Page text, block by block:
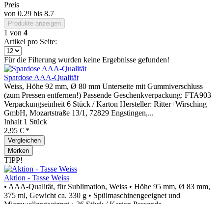
Preis
von 0.29 bis 8.7
Produkte anzeigen
1 von 4
Artikel pro Seite:
Für die Filterung wurden keine Ergebnisse gefunden!
Spardose AAA-Qualität
Weiss, Höhe 92 mm, Ø 80 mm Unterseite mit Gummiverschluss
(zum Pressen entfernen!) Passende Geschenkverpackung: FTA903
Verpackungseinheit 6 Stück / Karton Hersteller: Ritter+Wirsching
GmbH, Mozartstraße 13/1, 72829 Engstingen,...
Inhalt 1 Stück
2,95 € *
Vergleichen
Merken
TIPP!
Aktion - Tasse Weiss
• AAA-Qualität, für Sublimation, Weiss • Höhe 95 mm, Ø 83 mm,
375 ml, Gewicht ca. 330 g • Spülmaschinengeeignet und